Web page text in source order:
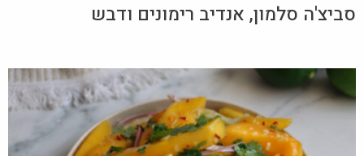
סביצ'ה סלמון, אנדיב רימונים ודבש